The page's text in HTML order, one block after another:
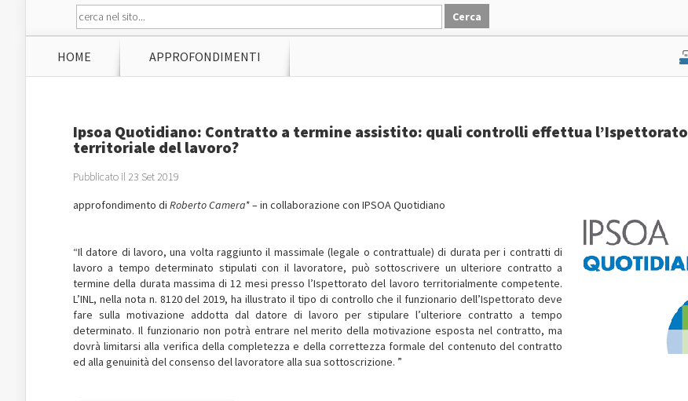
HOME APPROFONDIMENTI
Ipsoa Quotidiano: Contratto a termine assistito: quali controlli effettua l’Ispettorato
territoriale del lavoro?
Pubblicato il 23 Set 2019
approfondimento di Roberto Camera*– in collaborazione con IPSOA Quotidiano
“Il datore di lavoro, una volta raggiunto il massimale (legale o contrattuale) di durata per i contratti di
lavoro a tempo determinato stipulati con il lavoratore, può sottoscrivere un ulteriore contratto a
termine della durata massima di 12 mesi presso l’Ispettorato del lavoro territorialmente competente.
L’INL, nella nota n. 8120 del 2019, ha illustrato il tipo di controllo che il funzionario dell’Ispettorato deve
fare sulla motivazione addotta dal datore di lavoro per stipulare l’ulteriore contratto a tempo
determinato. Il funzionario non potrà entrare nel merito della motivazione esposta nel contratto, ma
dovrà limitarsi alla verifica della completezza e della correttezza formale del contenuto del contratto
ed alla genuinità del consenso del lavoratore alla sua sottoscrizione. ”